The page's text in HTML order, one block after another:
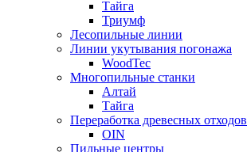
Тайга
Триумф
Лесопильные линии
Линии укутывания погонажа
WoodTec
Многопильные станки
Алтай
Тайга
Переработка древесных отходов
OIN
Пильные центры